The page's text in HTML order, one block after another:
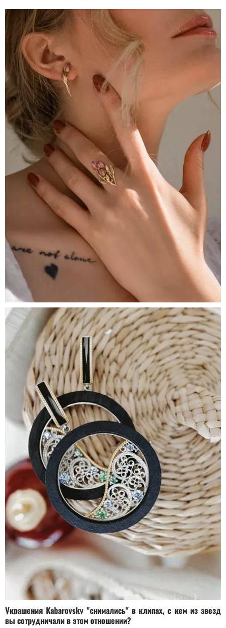
Украшения Kabarovsky "снимались" в клипах, с кем из звезд
вы сотрудничали в этом отношении?